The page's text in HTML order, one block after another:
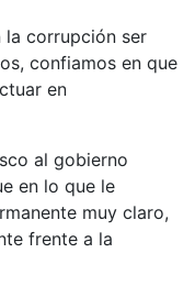
la corrupción ser
confiamos en que
en
al gobierno
en lo que le
muy claro,
frente a la